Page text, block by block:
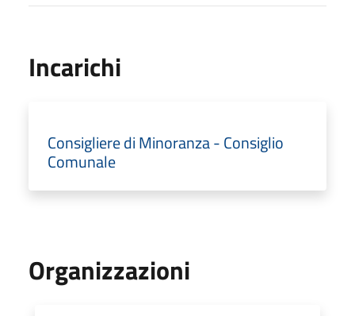
Incarichi
Consigliere di Minoranza - Consiglio
Comunale
Organizzazioni